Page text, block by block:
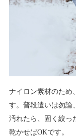
ナイロン素材のため
す。普段遣いは勿論
汚れたら、固く絞っ
乾かせばOKです。